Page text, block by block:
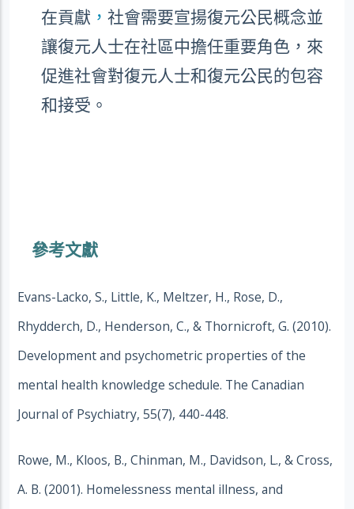
在貢獻 ， 社會需要宣揚復元公民概念並
讓復元人士在社區中擔任重要角色，來
促進社會對復元人士和復元公民的包容
和接受。
參考文獻
Evans-Lacko, S., Little, K., Meltzer, H., Rose, D.,
Rhydderch, D., Henderson, C., & Thornicroft, G. (2010).
Development and psychometric properties of the
mental health knowledge schedule. The Canadian
Journal of Psychiatry, 55(7), 440-448.
Rowe, M., Kloos, B., Chinman, M., Davidson, L., & Cross,
A. B. (2001). Homelessness mental illness, and